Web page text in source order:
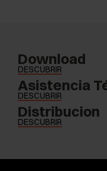
Download
DESCUBRIR
Asistencia
DESCUBRIR
Distribucion
DESCUBRIR